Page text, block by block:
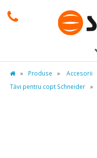
» Produse » Accesorii
Tăvi pentru copt Schneider
»